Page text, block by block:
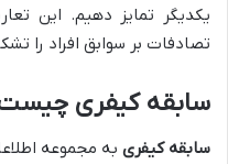
یکدیگر تمایز دهیم. این
تصادفات بر سوابق افراد را
سابقه کیفری
سابقه کیفری به مجموعه